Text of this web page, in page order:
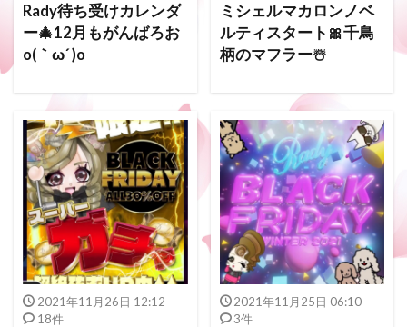
Rady待ち受けカレンダ
ー🎄12月もがんばろお
o(｀ω´ )o
ミシェルマカロンノベ
ルティスタート🎀千鳥
柄のマフラー☃️
2021年11月26日 12:12
18件
2021年11月25日 06:10
3件